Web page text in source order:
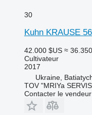
30
Kuhn KRAUSE
42.000 $US ≈
Cultivateur
2017
Ukraine,
TOV "MRIYa
Contacter le vendeur